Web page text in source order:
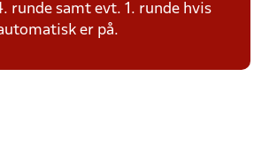
runde samt evt. 1. runde hvis
er på.